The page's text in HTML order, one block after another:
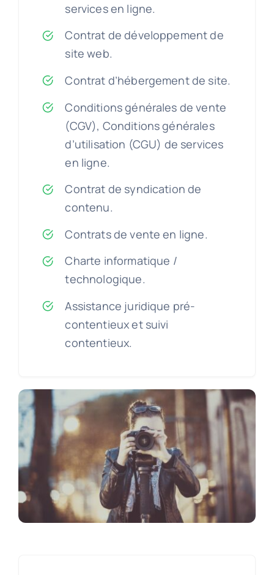
services en ligne.
Contrat de développement de
site web.
Contrat d’hébergement de site.
Conditions générales de vente
(CGV), Conditions générales
d’utilisation (CGU) de services
en ligne.
Contrat de syndication de
contenu.
Contrats de vente en ligne.
Charte informatique /
technologique.
Assistance juridique pré-
contentieux et suivi
contentieux.